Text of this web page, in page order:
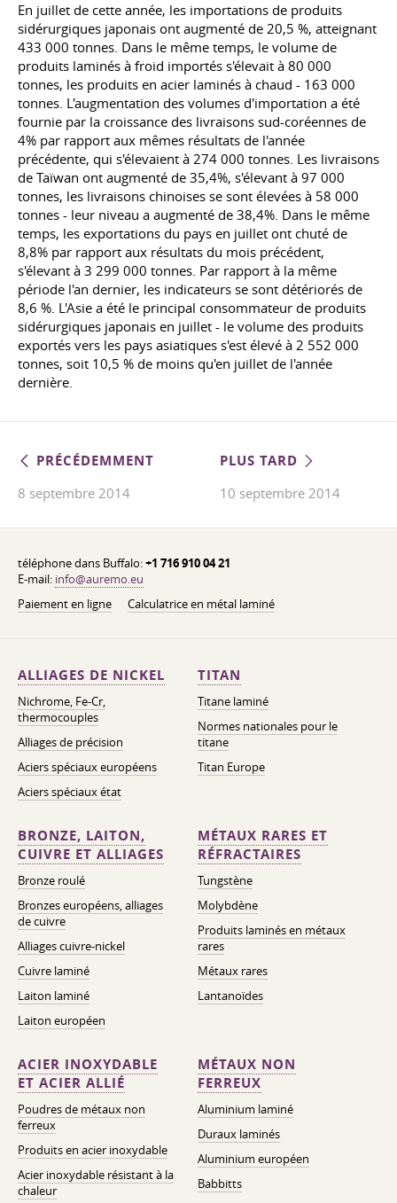
En juillet de cette année, les importations de produits
sidérurgiques japonais ont augmenté de 20,5 %, atteignant
433 000 tonnes. Dans le même temps, le volume de
produits laminés à froid importés s'élevait à 80 000
tonnes, les produits en acier laminés à chaud - 163 000
tonnes. L'augmentation des volumes d'importation a été
fournie par la croissance des livraisons sud-coréennes de
4% par rapport aux mêmes résultats de l'année
précédente, qui s'élevaient à 274 000 tonnes. Les livraisons
de Taïwan ont augmenté de 35,4%, s'élevant à 97 000
tonnes, les livraisons chinoises se sont élevées à 58 000
tonnes - leur niveau a augmenté de 38,4%. Dans le même
temps, les exportations du pays en juillet ont chuté de
8,8% par rapport aux résultats du mois précédent,
s'élevant à 3 299 000 tonnes. Par rapport à la même
période l'an dernier, les indicateurs se sont détériorés de
8,6 %. L'Asie a été le principal consommateur de produits
sidérurgiques japonais en juillet - le volume des produits
exportés vers les pays asiatiques s'est élevé à 2 552 000
tonnes, soit 10,5 % de moins qu'en juillet de l'année
dernière.
PRÉCÉDEMMENT
8 septembre 2014
PLUS TARD
10 septembre 2014
téléphone dans Buffalo:+1 716 910 04 21
E-mail: info@auremo.eu
Paiement en ligne
Calculatrice en métal laminé
ALLIAGES DE NICKEL
Nichrome, Fe-Cr,
thermocouples
Alliages de précision
Aciers spéciaux européens
Aciers spéciaux état
TITAN
Titane laminé
Normes nationales pour le
titane
Titan Europe
BRONZE, LAITON,
CUIVRE ET ALLIAGES
Bronze roulé
Bronzes européens, alliages
de cuivre
Alliages cuivre-nickel
Cuivre laminé
Laiton laminé
Laiton européen
MÉTAUX RARES ET
RÉFRACTAIRES
Tungstène
Molybdène
Produits laminés en métaux
rares
Métaux rares
Lantanoïdes
ACIER INOXYDABLE
ET ACIER ALLIÉ
Poudres de métaux non
ferreux
Produits en acier inoxydable
Acier inoxydable résistant à la
chaleur
MÉTAUX NON
FERREUX
Aluminium laminé
Duraux laminés
Aluminium européen
Babbitts